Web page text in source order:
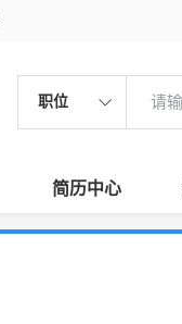
职位
简历中心